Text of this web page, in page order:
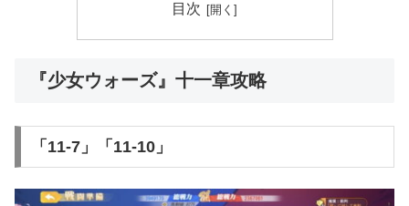
目次
『少女ウォーズ』十一章攻略
「11-7」「11-10」